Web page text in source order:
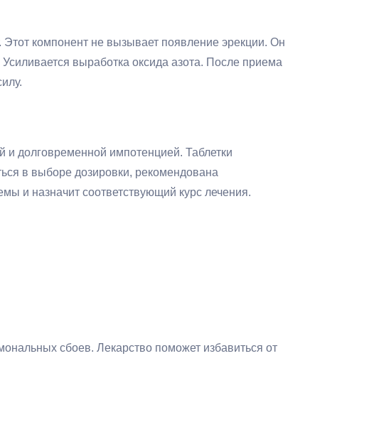
компонент не вызывает появление эрекции. Он
выработка оксида азота. После приема
долговременной импотенцией. Таблетки
в выборе дозировки, рекомендована
и назначит соответствующий курс лечения.
сбоев. Лекарство поможет избавиться от